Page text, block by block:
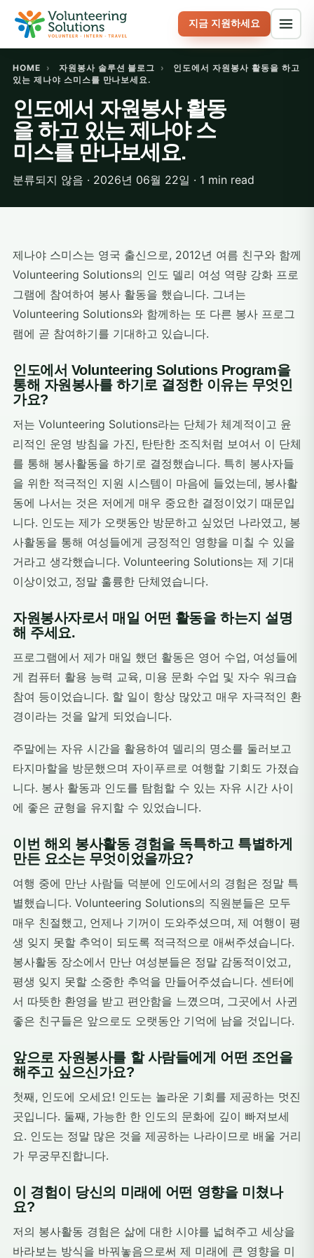
지금 지원하세요
HOME › 자원봉사 솔루션 블로그 ›
인도에서 자원봉사 활동을 하고
있는 제나야 스미스를 만나보세요.
인도에서 자원봉사 활동
을 하고 있는 제나야 스
미스를 만나보세요.
분류되지 않음 · 2026년 06월 22일 · 1 min read
제나야 스미스는 영국 출신으로, 2012년 여름 친구와 함께
Volunteering Solutions의 인도 델리 여성 역량 강화 프로
그램에 참여하여 봉사 활동을 했습니다. 그녀는
Volunteering Solutions와 함께하는 또 다른 봉사 프로그
램에 곧 참여하기를 기대하고 있습니다.
인도에서 Volunteering Solutions Program을
통해 자원봉사를 하기로 결정한 이유는 무엇인
가요?
저는 Volunteering Solutions라는 단체가 체계적이고 윤
리적인 운영 방침을 가진, 탄탄한 조직처럼 보여서 이 단체
를 통해 봉사활동을 하기로 결정했습니다. 특히 봉사자들
을 위한 적극적인 지원 시스템이 마음에 들었는데, 봉사활
동에 나서는 것은 저에게 매우 중요한 결정이었기 때문입
니다. 인도는 제가 오랫동안 방문하고 싶었던 나라였고, 봉
사활동을 통해 여성들에게 긍정적인 영향을 미칠 수 있을
거라고 생각했습니다. Volunteering Solutions는 제 기대
이상이었고, 정말 훌륭한 단체였습니다.
자원봉사자로서 매일 어떤 활동을 하는지 설명
해 주세요.
프로그램에서 제가 매일 했던 활동은 영어 수업, 여성들에
게 컴퓨터 활용 능력 교육, 미용 문화 수업 및 자수 워크숍
참여 등이었습니다. 할 일이 항상 많았고 매우 자극적인 환
경이라는 것을 알게 되었습니다.
주말에는 자유 시간을 활용하여 델리의 명소를 둘러보고
타지마할을 방문했으며 자이푸르로 여행할 기회도 가졌습
니다. 봉사 활동과 인도를 탐험할 수 있는 자유 시간 사이
에 좋은 균형을 유지할 수 있었습니다.
이번 해외 봉사활동 경험을 독특하고 특별하게
만든 요소는 무엇이었을까요?
여행 중에 만난 사람들 덕분에 인도에서의 경험은 정말 특
별했습니다. Volunteering Solutions의 직원분들은 모두
매우 친절했고, 언제나 기꺼이 도와주셨으며, 제 여행이 평
생 잊지 못할 추억이 되도록 적극적으로 애써주셨습니다.
봉사활동 장소에서 만난 여성분들은 정말 감동적이었고,
평생 잊지 못할 소중한 추억을 만들어주셨습니다. 센터에
서 따뜻한 환영을 받고 편안함을 느꼈으며, 그곳에서 사귄
좋은 친구들은 앞으로도 오랫동안 기억에 남을 것입니다.
앞으로 자원봉사를 할 사람들에게 어떤 조언을
해주고 싶으신가요?
첫째, 인도에 오세요! 인도는 놀라운 기회를 제공하는 멋진
곳입니다. 둘째, 가능한 한 인도의 문화에 깊이 빠져보세
요. 인도는 정말 많은 것을 제공하는 나라이므로 배울 거리
가 무궁무진합니다.
이 경험이 당신의 미래에 어떤 영향을 미쳤나
요?
저의 봉사활동 경험은 삶에 대한 시야를 넓혀주고 세상을
바라보는 방식을 바꿔놓음으로써 제 미래에 큰 영향을 미